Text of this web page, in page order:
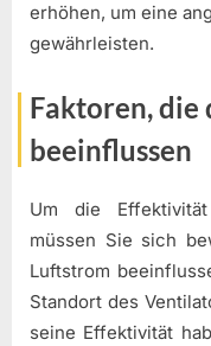
erhöhen, um eine
gewährleisten.
Faktoren,
beeinflussen
Um die
müssen Sie sich
Luftstrom
Standort des
seine Effektivität